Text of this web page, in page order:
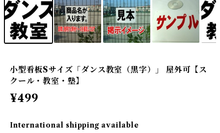
小型看板Sサイズ「ダンス教室（黒字）」 屋外可【ス
クール・教室・塾】
¥499
International shipping available